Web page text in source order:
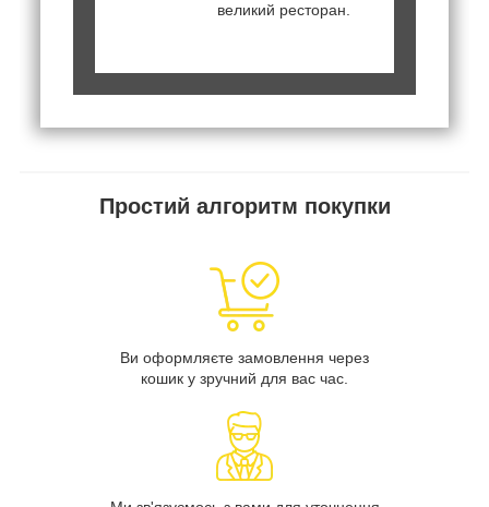
великий ресторан.
Простий алгоритм покупки
Ви оформляєте замовлення через
кошик у зручний для вас час.